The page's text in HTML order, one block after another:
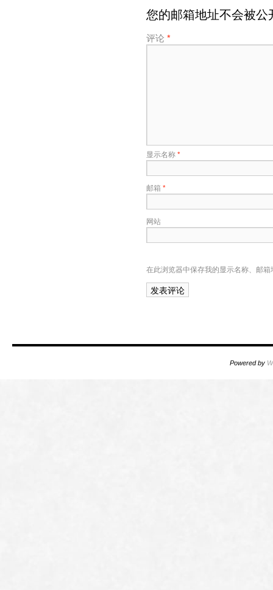
您的邮箱地址不会被公
评论 *
显示名称*
邮箱 *
网站
在此浏览器中保存我的显示名称、邮
Powered by